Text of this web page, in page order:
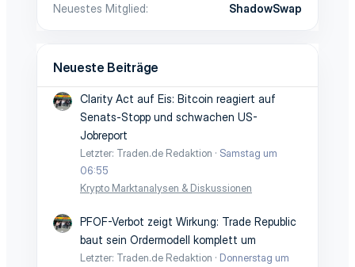
Neuestes Mitglied
ShadowSwap
Neueste Beiträge
Clarity Act auf Eis: Bitcoin reagiert auf
Senats-Stopp und schwachen US-
Jobreport
Letzter: Traden.de Redaktion
Samstag um
06:55
Krypto Marktanalysen & Diskussionen
PFOF-Verbot zeigt Wirkung: Trade Republic
baut sein Ordermodell komplett um
Letzter: Traden.de Redaktion
Donnerstag um